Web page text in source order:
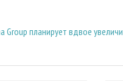
Group планирует вдвое